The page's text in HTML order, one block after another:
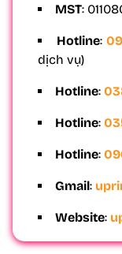
MST:
Hotline:
dịch vụ)
Hotline:
Hotline:
Hotline:
Gmail:
Website: